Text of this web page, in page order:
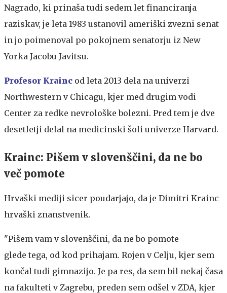
Nagrado, ki prinaša tudi sedem let financiranja
raziskav, je leta 1983 ustanovil ameriški zvezni senat
in jo poimenoval po pokojnem senatorju iz New
Yorka Jacobu Javitsu.
Profesor Krainc od leta 2013 dela na univerzi
Northwestern v Chicagu, kjer med drugim vodi
Center za redke nevrološke bolezni. Pred tem je dve
desetletji delal na medicinski šoli univerze Harvard.
Krainc: Pišem v slovenščini, da ne bo
več pomote
Hrvaški mediji sicer poudarjajo, da je Dimitri Krainc
hrvaški znanstvenik.
"Pišem vam v slovenščini, da ne bo pomote
glede tega, od kod prihajam. Rojen v Celju, kjer sem
končal tudi gimnazijo. Je pa res, da sem bil nekaj časa
na fakulteti v Zagrebu, preden sem odšel v ZDA, kjer